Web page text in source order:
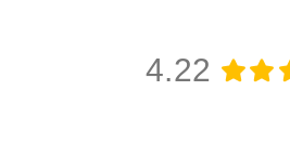
4.22